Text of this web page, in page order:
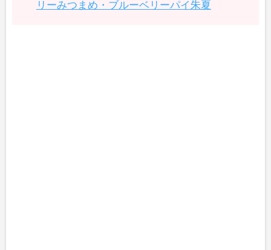
リーみつまめ・ブルーベリーパイ朱夏